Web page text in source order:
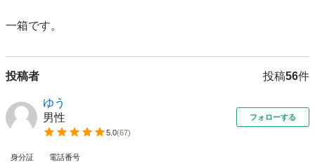
一箱です。
投稿者 投稿56件
ゆう
男性
5.0(67)
フォローする
身分証 電話番号